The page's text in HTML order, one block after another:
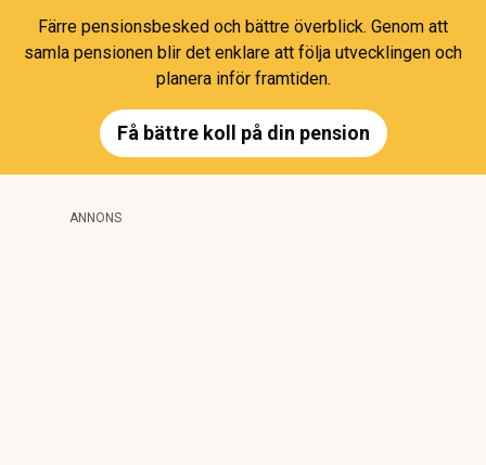
Färre pensionsbesked och bättre överblick. Genom att
samla pensionen blir det enklare att följa utvecklingen och
planera inför framtiden.
Få bättre koll på din pension
ANNONS